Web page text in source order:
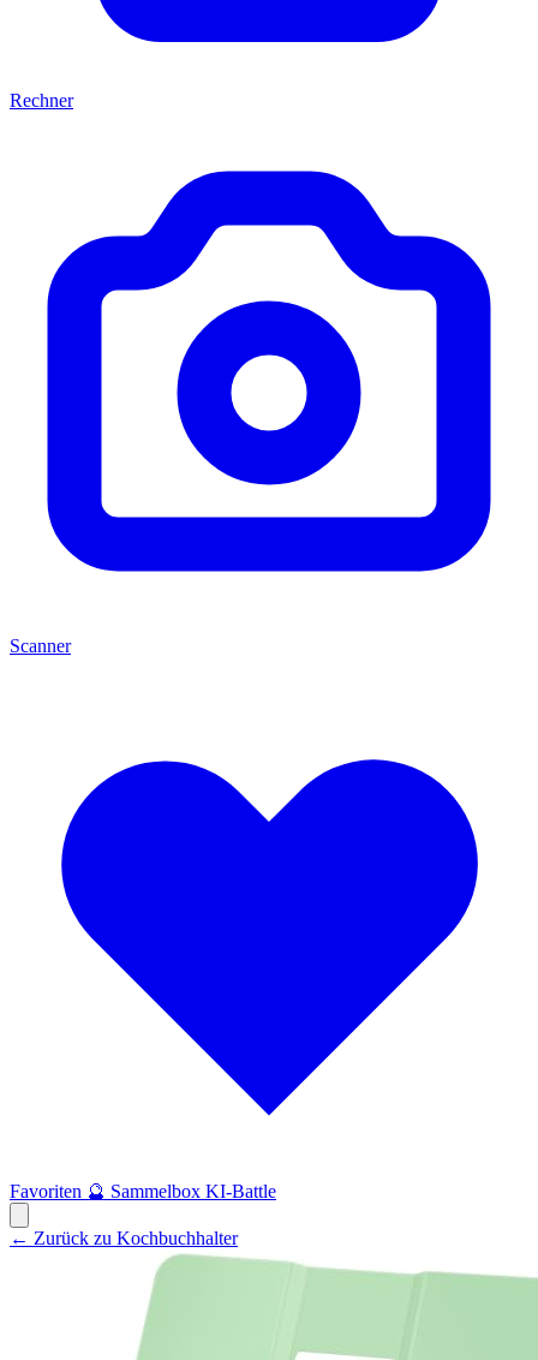
Rechner
Scanner
Favoriten 🔮 Sammelbox KI-Battle
← Zurück zu Kochbuchhalter